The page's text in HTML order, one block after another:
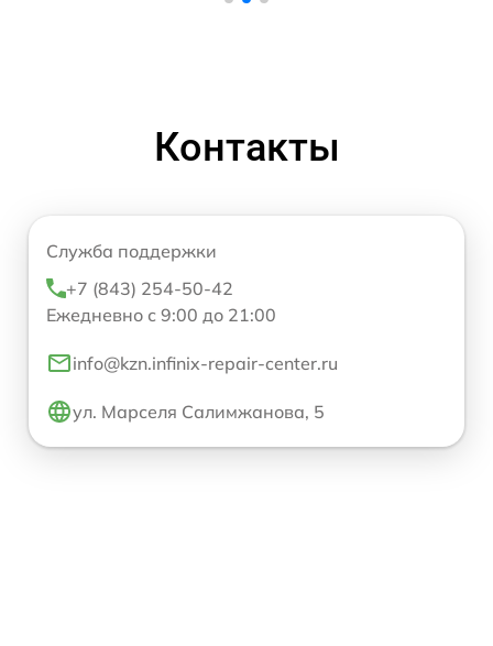
Контакты
Служба поддержки
+7 (843) 254-50-42
Ежедневно с 9:00 до 21:00
info@kzn.infinix-repair-center.ru
ул. Марселя Салимжанова, 5